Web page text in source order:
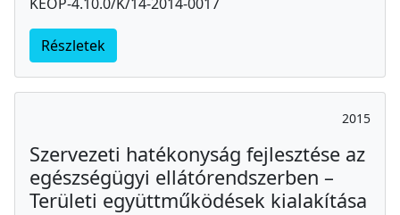
Részletek
2015
Szervezeti hatékonyság fejlesztése az
egészségügyi ellátórendszerben –
Területi együttműködések kialakítása